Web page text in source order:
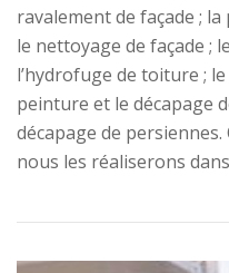
ravalement de façade ;
le nettoyage de façade ;
l’hydrofuge de toiture ;
peinture et le décapage
décapage de
nous les réaliserons